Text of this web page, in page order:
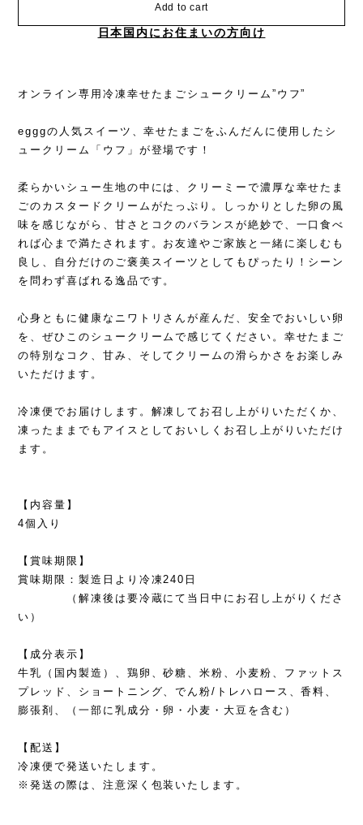
Add to cart
日本国内にお住まいの方向け
オンライン専用冷凍幸せたまごシュークリーム”ウフ”
egggの人気スイーツ、幸せたまごをふんだんに使用したシ
ュークリーム「ウフ」が登場です！
柔らかいシュー生地の中には、クリーミーで濃厚な幸せたま
ごのカスタードクリームがたっぷり。しっかりとした卵の風
味を感じながら、甘さとコクのバランスが絶妙で、一口食べ
れば心まで満たされます。お友達やご家族と一緒に楽しむも
良し、自分だけのご褒美スイーツとしてもぴったり！シーン
を問わず喜ばれる逸品です。
心身ともに健康なニワトリさんが産んだ、安全でおいしい卵
を、ぜひこのシュークリームで感じてください。幸せたまご
の特別なコク、甘み、そしてクリームの滑らかさをお楽しみ
いただけます。
冷凍便でお届けします。解凍してお召し上がりいただくか、
凍ったままでもアイスとしておいしくお召し上がりいただけ
ます。
【内容量】
4個入り
【賞味期限】
賞味期限：製造日より冷凍240日
（解凍後は要冷蔵にて当日中にお召し上がりくださ
い）
【成分表示】
牛乳（国内製造）、鶏卵、砂糖、米粉、小麦粉、ファットス
プレッド、ショートニング、でん粉/トレハロース、香料、
膨張剤、（一部に乳成分・卵・小麦・大豆を含む）
【配送】
冷凍便で発送いたします。
※発送の際は、注意深く包装いたします。